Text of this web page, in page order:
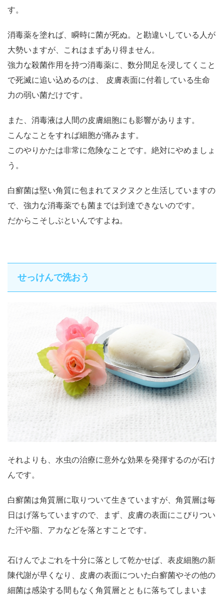
す。
消毒薬を塗れば、瞬時に菌が死ぬ。と勘違いしている人が
大勢いますが、これはまずあり得ません。
強力な殺菌作用を持つ消毒薬に、数分間足を浸してくこと
で死滅に追い込めるのは、 皮膚表面に付着している生命
力の弱い菌だけです。
また、消毒液は人間の皮膚細胞にも影響があります。
こんなことをすれば細胞が痛みます。
このやりかたは非常に危険なことです。絶対にやめましょ
う。
白癬菌は堅い角質に包まれてヌクヌクと生活していますの
で、強力な消毒薬でも菌までは到達できないのです。
だからこそしぶといんですよね。
せっけんで洗おう
それよりも、水虫の治療に意外な効果を発揮するのが石け
んです。
白癬菌は角質層に取りついて生きていますが、角質層は毎
日はげ落ちていますので、まず、皮膚の表面にこびりつい
た汗や脂、アカなどを落とすことです。
石けんでよごれを十分に落として乾かせば、表皮細胞の新
陳代謝が早くなり、皮膚の表面についた白癬菌やその他の
細菌は感染する間もなく角質層とともに落ちてしまいま